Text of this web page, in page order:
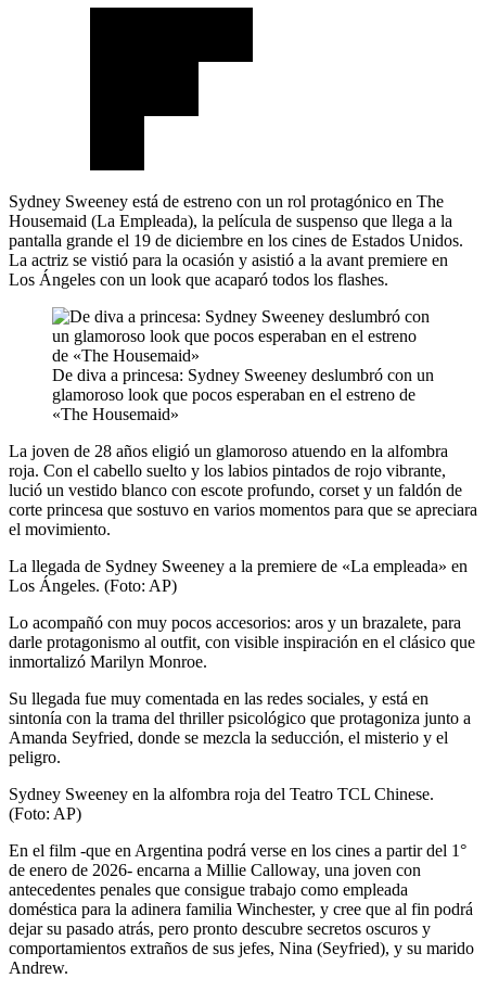
Sydney Sweeney está de estreno con un rol protagónico en The
Housemaid (La Empleada), la película de suspenso que llega a la
pantalla grande el 19 de diciembre en los cines de Estados Unidos.
La actriz se vistió para la ocasión y asistió a la avant premiere en
Los Ángeles con un look que acaparó todos los flashes.
De diva a princesa: Sydney Sweeney deslumbró con un
glamoroso look que pocos esperaban en el estreno de
«The Housemaid»
La joven de 28 años eligió un glamoroso atuendo en la alfombra
roja. Con el cabello suelto y los labios pintados de rojo vibrante,
lució un vestido blanco con escote profundo, corset y un faldón de
corte princesa que sostuvo en varios momentos para que se apreciara
el movimiento.
La llegada de Sydney Sweeney a la premiere de «La empleada» en
Los Ángeles. (Foto: AP)
Lo acompañó con muy pocos accesorios: aros y un brazalete, para
darle protagonismo al outfit, con visible inspiración en el clásico que
inmortalizó Marilyn Monroe.
Su llegada fue muy comentada en las redes sociales, y está en
sintonía con la trama del thriller psicológico que protagoniza junto a
Amanda Seyfried, donde se mezcla la seducción, el misterio y el
peligro.
Sydney Sweeney en la alfombra roja del Teatro TCL Chinese.
(Foto: AP)
En el film -que en Argentina podrá verse en los cines a partir del 1°
de enero de 2026- encarna a Millie Calloway, una joven con
antecedentes penales que consigue trabajo como empleada
doméstica para la adinera familia Winchester, y cree que al fin podrá
dejar su pasado atrás, pero pronto descubre secretos oscuros y
comportamientos extraños de sus jefes, Nina (Seyfried), y su marido
Andrew.